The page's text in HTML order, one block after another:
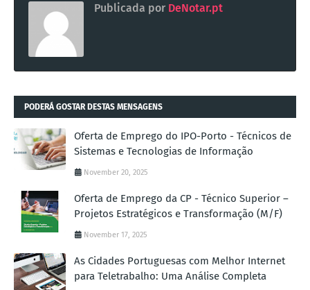
Publicada por DeNotar.pt
PODERÁ GOSTAR DESTAS MENSAGENS
Oferta de Emprego do IPO-Porto - Técnicos de
Sistemas e Tecnologias de Informação
November 20, 2025
Oferta de Emprego da CP - Técnico Superior –
Projetos Estratégicos e Transformação (M/F)
November 17, 2025
As Cidades Portuguesas com Melhor Internet
para Teletrabalho: Uma Análise Completa